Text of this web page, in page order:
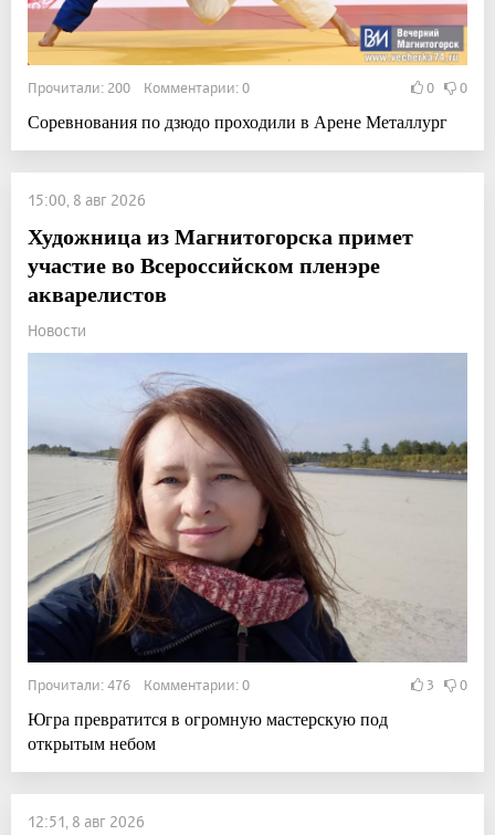
Прочитали: 200 Комментарии: 0 0 0
Соревнования по дзюдо проходили в Арене Металлург
15:00, 8 авг 2026
Художница из Магнитогорска примет
участие во Всероссийском пленэре
акварелистов
Новости
Прочитали: 476 Комментарии: 0 3 0
Югра превратится в огромную мастерскую под
открытым небом
12:51, 8 авг 2026